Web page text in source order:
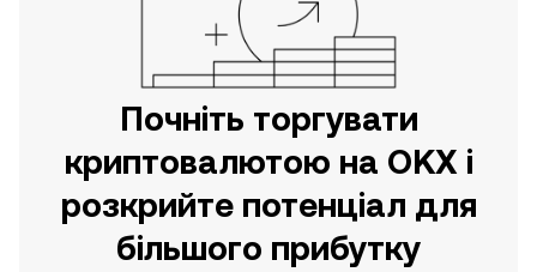
Почніть торгувати
криптовалютою на OKX і
розкрийте потенціал для
більшого прибутку